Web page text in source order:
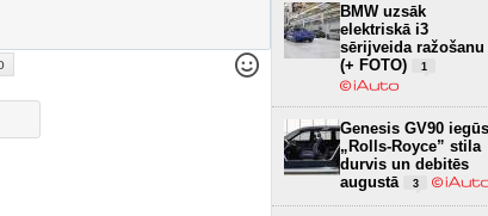
BMW uzsāk
elektriskā i3
sērijveida ražošanu
(+ FOTO)
1
Genesis GV90 iegūs
„Rolls-Royce” stila
durvis un debitēs
augustā
3